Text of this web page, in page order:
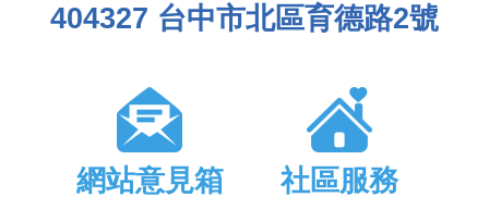
404327 台中市北區育德路2號
網站意見箱 社區服務